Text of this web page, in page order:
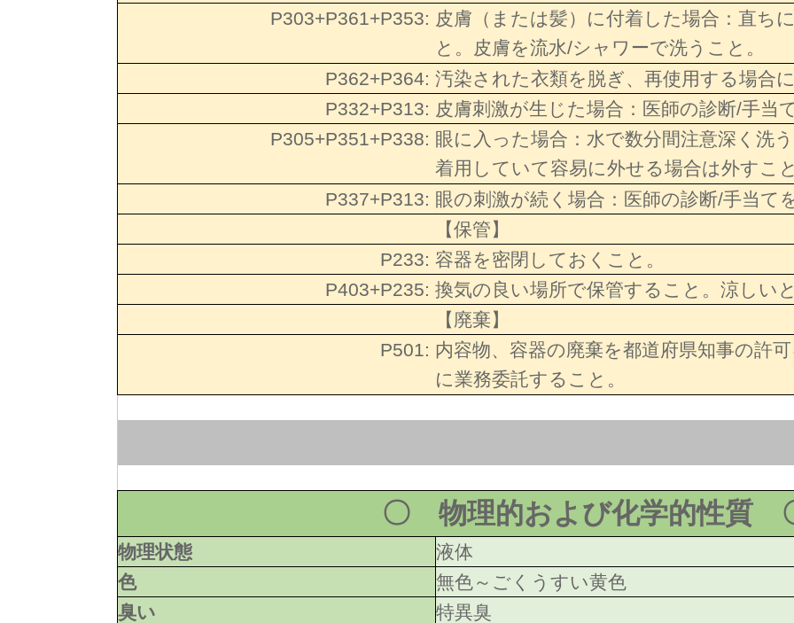
P303+P361+P353: 皮膚（または髪）に付着した場合：直ち
と。皮膚を流水/シャワーで洗うこと。
P362+P364: 汚染された衣類を脱ぎ、再使用する場合
P332+P313: 皮膚刺激が生じた場合：医師の診断/手当
P305+P351+P338: 眼に入った場合：水で数分間注意深く洗
着用していて容易に外せる場合は外すこ
P337+P313: 眼の刺激が続く場合：医師の診断/手当て
【保管】
P233: 容器を密閉しておくこと。
P403+P235: 換気の良い場所で保管すること。涼しい
【廃棄】
P501: 内容物、容器の廃棄を都道府県知事の許
に業務委託すること。
〇 物理的および化学的性質
物理状態
液体
色
無色～ごくうすい黄色
臭い
特異臭